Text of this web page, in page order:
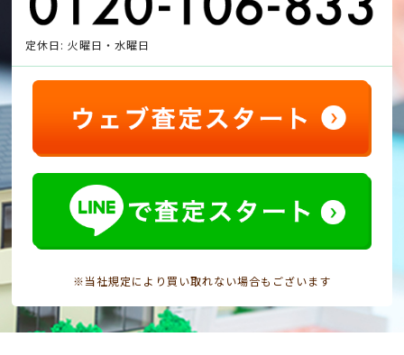
定休日: 火曜日・水曜日
※当社規定により買い取れない場合もございます